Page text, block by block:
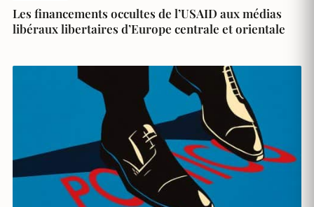
Les financements occultes de l’USAID aux médias
libéraux libertaires d’Europe centrale et orientale